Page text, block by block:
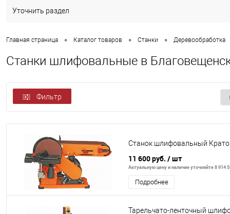
Уточнить раздел
Главная страница • Каталог товаров • Станки • Деревообработка
Станки шлифовальные в
Фильтр
Станок шлифовальный
11 600 руб. / шт
Актуальную цену и наличие уточняйте 8 914
Подробнее
Тарельчато-ленточный